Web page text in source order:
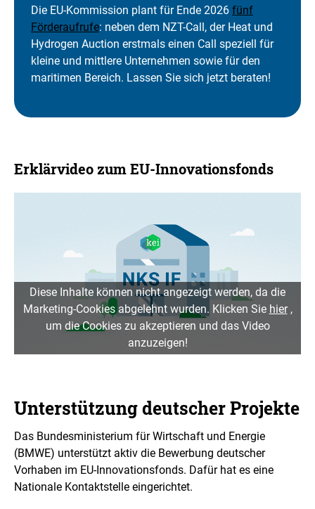
Die EU-Kommission plant für Ende 2026 fünf
Förderaufrufe: neben dem NZT-Call, der Heat und
Hydrogen Auction erstmals einen Call speziell für
kleine und mittlere Unternehmen sowie für den
maritimen Bereich. Lassen Sie sich jetzt beraten!
Erklärvideo zum EU-Innovationsfonds
Diese Inhalte können nicht angezeigt werden, da die
Marketing-Cookies abgelehnt wurden. Klicken Sie hier,
um die Cookies zu akzeptieren und das Video
anzuzeigen!
Unterstützung deutscher Projekte
Das Bundesministerium für Wirtschaft und Energie
(BMWE) unterstützt aktiv die Bewerbung deutscher
Vorhaben im EU-Innovationsfonds. Dafür hat es eine
Nationale Kontaktstelle eingerichtet.